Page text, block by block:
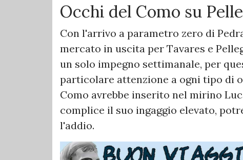
Occhi del Como su
Con l'arrivo a parametro zero di
mercato in uscita per Tavares e
un solo impegno settimanale, per
particolare attenzione a ogni tipo di
Como avrebbe inserito nel mirino
complice il suo ingaggio elevato,
l'addio.